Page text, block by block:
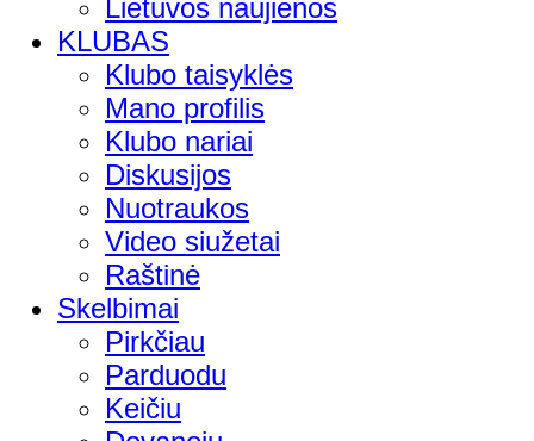
Lietuvos naujienos
KLUBAS
Klubo taisyklės
Mano profilis
Klubo nariai
Diskusijos
Nuotraukos
Video siužetai
Raštinė
Skelbimai
Pirkčiau
Parduodu
Keičiu